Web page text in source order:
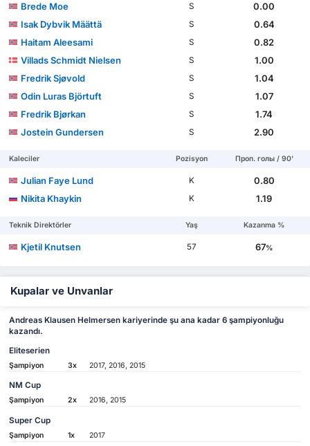
Brede Moe S
0.00
Isak Dybvik Määttä
S
0.64
Haitam Aleesami
S
0.82
Villads Schmidt Nielsen
S
1.00
Fredrik Sjøvold
S
1.04
Odin Luras Björtuft
S
1.07
Fredrik Bjørkan
S
1.74
Jostein Gundersen
S 2.90
Kaleciler Pozisyon Проп. голы / 90'
Julian Faye Lund K
0.80
Nikita Khaykin
K 1.19
Teknik Direktörler Yaş Kazanma %
Kjetil Knutsen 57 67%
Kupalar ve Unvanlar
Andreas Klausen Helmersen kariyerinde şu ana kadar 6 şampiyonluğu
kazandı.
Eliteserien
Şampiyon 3x 2017, 2016, 2015
NM Cup
Şampiyon 2x 2016, 2015
Super Cup
Şampiyon 1x 2017